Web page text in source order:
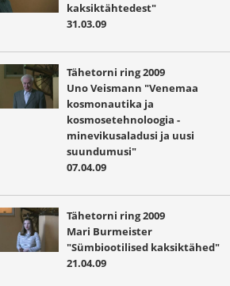
kaksiktähtedest"
31.03.09
Tähetorni ring 2009
Uno Veismann "Venemaa
kosmonautika ja
kosmosetehnoloogia -
minevikusaladusi ja uusi
suundumusi"
07.04.09
Tähetorni ring 2009
Mari Burmeister
"Sümbiootilised kaksiktähed"
21.04.09